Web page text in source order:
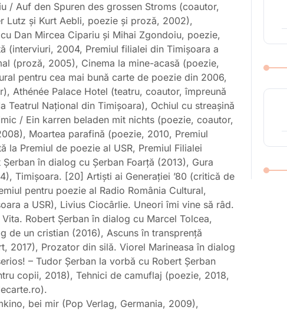
/ Auf den Spuren des grossen Stroms (coautor,
Lutz şi Kurt Aebli, poezie şi proză, 2002),
Dan Mircea Cipariu şi Mihai Zgondoiu, poezie,
(interviuri, 2004, Premiul filialei din Timişoara a
(proză, 2005), Cinema la mine-acasă (poezie,
pentru cea mai bună carte de poezie din 2006,
Athénée Palace Hotel (teatru, coautor, împreună
Teatrul Naţional din Timişoara), Ochiul cu streaşină
/ Ein karren beladen mit nichts (poezie, coautor,
Moartea parafină (poezie, 2010, Premiul
la Premiul de poezie al USR, Premiul Filialei
în dialog cu Şerban Foarţă (2013), Gura
Timișoara. [20] Artiști ai Generației ’80 (critică de
pentru poezie al Radio România Cultural,
a USR), Livius Ciocârlie. Uneori îmi vine să râd.
Robert Șerban în dialog cu Marcel Tolcea,
de un cristian (2016), Ascuns în transprență
2017), Prozator din silă. Viorel Marineasa în dialog
– Tudor Șerban la vorbă cu Robert Șerban
copii, 2018), Tehnici de camuflaj (poezie, 2018,
bei mir (Pop Verlag, Germania, 2009),